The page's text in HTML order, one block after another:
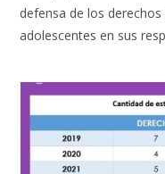
defensa de los
adolescentes en sus